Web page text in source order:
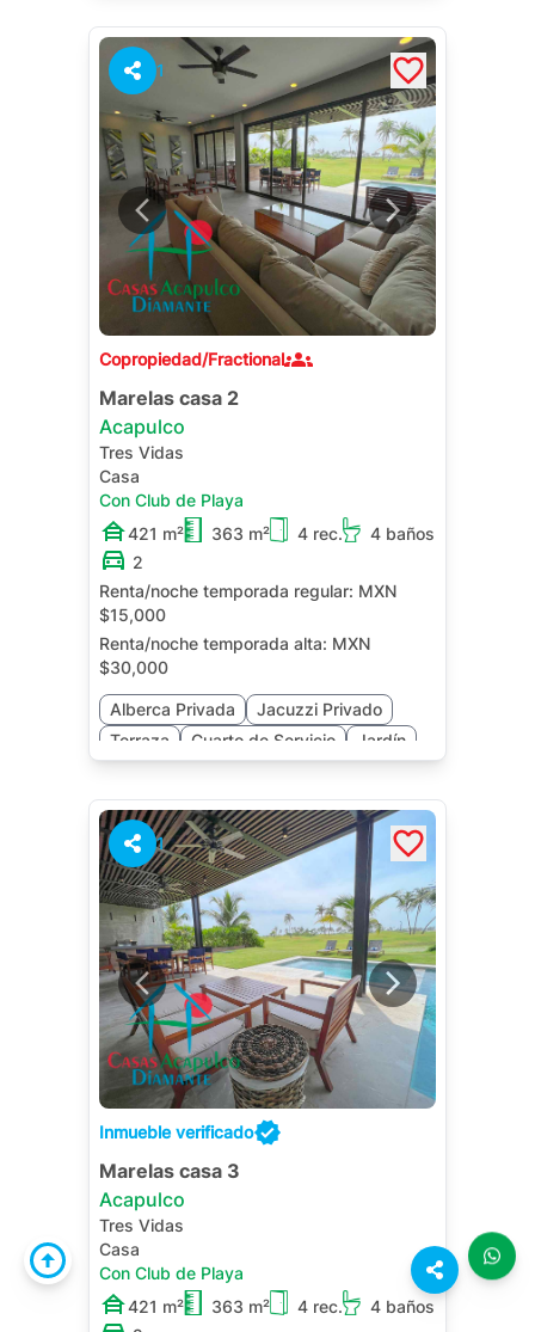
1
Copropiedad/Fractional
Marelas casa 2
Acapulco
Tres Vidas
Casa
Con Club de Playa
421 m²
363 m² 4 rec.
4 baños
2
Renta/noche temporada regular: MXN
$15,000
Renta/noche temporada alta: MXN
$30,000
Alberca Privada
Jacuzzi Privado
Terraza
Cuarto de Servicio Jardín
1
Inmueble verificado
Marelas casa 3
Acapulco
Tres Vidas
Casa
Con Club de Playa
421 m²
363 m² 4 rec.
4 baños